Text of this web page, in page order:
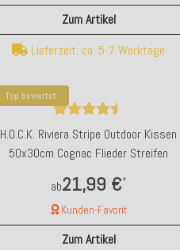
Zum Artikel
Lieferzeit: ca. 5-7 Werktage
Top bewertet
H.O.C.K. Riviera Stripe Outdoor Kissen
50x30cm Cognac Flieder Streifen
ab21,99 €*
Kunden-Favorit
Zum Artikel
34,99 €*